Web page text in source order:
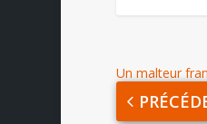
Un malteur